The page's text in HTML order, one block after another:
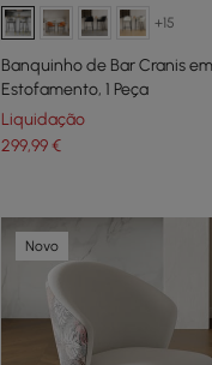
+15
Banquinho de Bar Cranis
Estofamento, 1 Peça
Liquidação
299,99€
Novo